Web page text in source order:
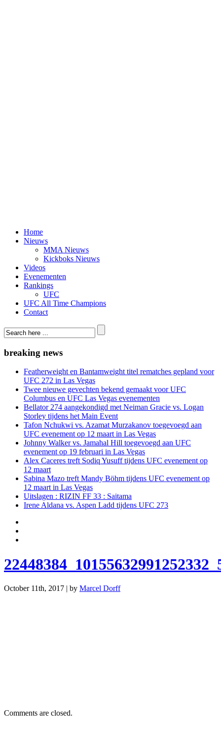
Home
Nieuws
MMA Nieuws
Kickboks Nieuws
Videos
Evenementen
Rankings
UFC
UFC All Time Champions
Contact
breaking news
Featherweight en Bantamweight titel rematches gepland voor
UFC 272 in Las Vegas
Twee nieuwe gevechten bekend gemaakt voor UFC
Columbus en UFC Las Vegas evenementen
Bellator 274 aangekondigd met Neiman Gracie vs. Logan
Storley tijdens het Main Event
Tafon Nchukwi vs. Azamat Murzakanov toegevoegd aan
UFC evenement op 12 maart in Las Vegas
Johnny Walker vs. Jamahal Hill toegevoegd aan UFC
evenement op 19 februari in Las Vegas
Alex Caceres treft Sodiq Yusuff tijdens UFC evenement op
12 maart
Sabina Mazo treft Mandy Böhm tijdens UFC evenement op
12 maart in Las Vegas
Uitslagen : RIZIN FF 33 : Saitama
Irene Aldana vs. Aspen Ladd tijdens UFC 273
October 11th, 2017 | by Marcel Dorff
Comments are closed.